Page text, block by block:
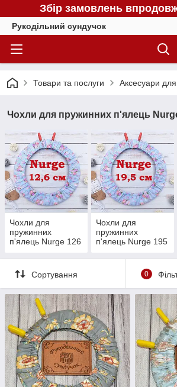
Збір замовлень
Рукодільний сундучок
Товари та послуги Аксесуари
Чохли для пружинних п'ялець
Чохли для
пружинних
п'ялець Nurge 126
Чохли для
пружинних
п'ялець Nurge 195
Сортування 0